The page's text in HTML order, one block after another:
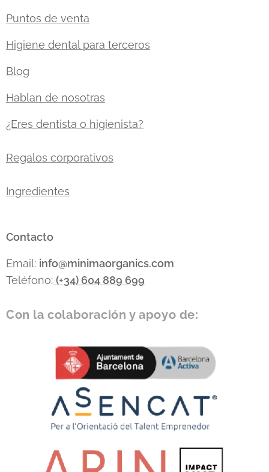
Puntos de venta
Higiene dental para terceros
Blog
Hablan de nosotras
¿Eres dentista o higienista?
Regalos corporativos
Ingredientes
Contacto
Email: info@minimaorganics.com
Teléfono: (+34) 604 889 699
Con la colaboración y apoyo de: